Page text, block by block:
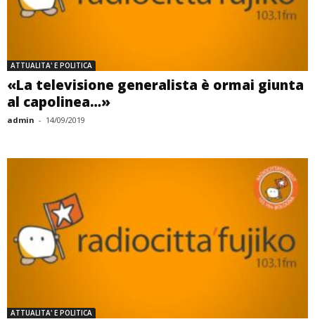
ATTUALITA' E POLITICA
«La televisione generalista è ormai giunta
al capolinea…»
admin - 14/09/2019
ATTUALITA' E POLITICA